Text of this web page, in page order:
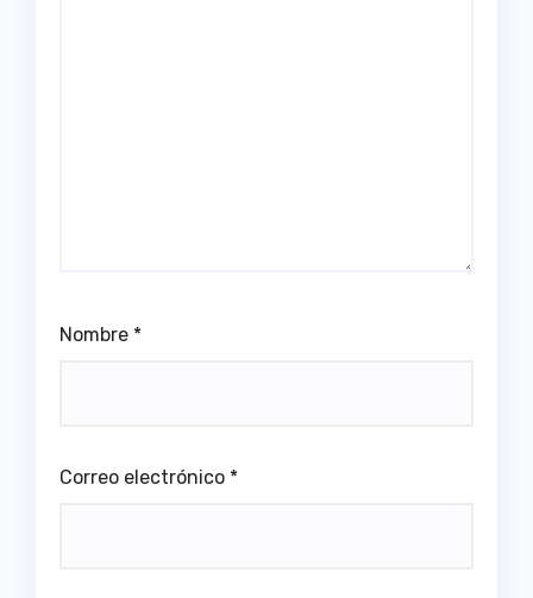
Nombre *
Correo electrónico *